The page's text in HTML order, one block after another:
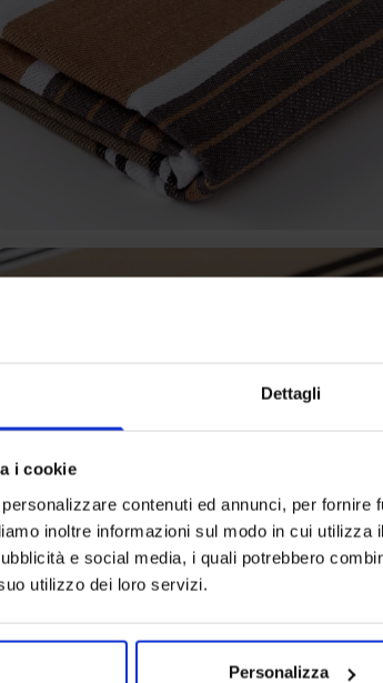
Dettagli
i cookie
contenuti ed annunci, per fornire
inoltre informazioni sul modo in cui
e social media, i quali potrebbero
utilizzo dei loro servizi.
Personalizza